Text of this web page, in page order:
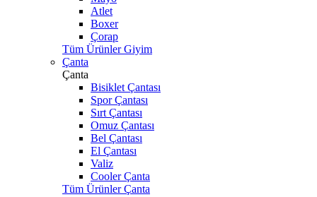
Atlet
Boxer
Çorap
Tüm Ürünler Giyim
Çanta
Çanta
Bisiklet Çantası
Spor Çantası
Sırt Çantası
Omuz Çantası
Bel Çantası
El Çantası
Valiz
Cooler Çanta
Tüm Ürünler Çanta